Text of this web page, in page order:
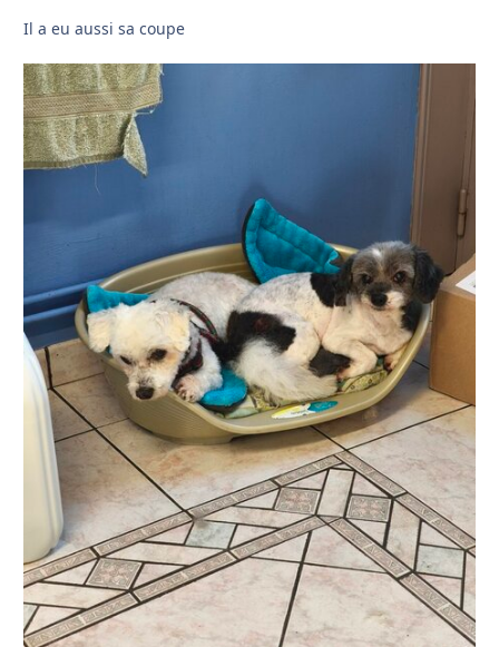
Il a eu aussi sa coupe